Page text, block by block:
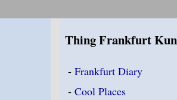
Thing Frankfurt
- Frankfurt Diary
- Cool Places